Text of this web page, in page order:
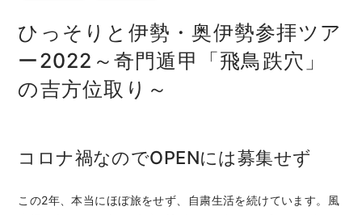
ひっそりと伊勢・奥伊勢参拝ツア
ー2022～奇門遁甲「飛鳥跌穴」
の吉方位取り～
コロナ禍なのでOPENには募集せず
この2年、本当にほぼ旅をせず、自粛生活を続けています。風